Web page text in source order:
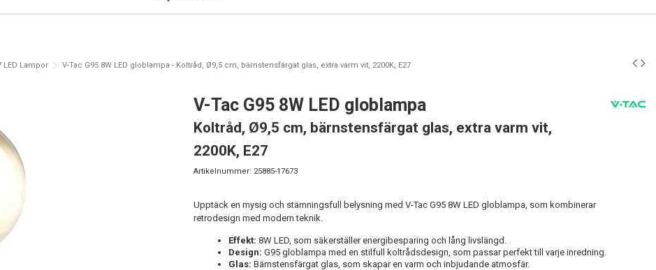
LED Lampor V-Tac G95 8W LED globlampa - Koltråd, Ø9,5 cm, bärnstensfärgat glas, extra varm vit, 2200K, E27
V-Tac G95 8W LED globlampa
Koltråd, Ø9,5 cm, bärnstensfärgat glas, extra varm vit,
2200K, E27
Artikelnummer: 25885-17673
Upptäck en mysig och stämningsfull belysning med V-Tac G95 8W LED globlampa, som kombinerar
retrodesign med modern teknik.
Effekt: 8W LED, som säkerställer energibesparing och lång livslängd.
Design: G95 globlampa med en stilfull koltrådsdesign, som passar perfekt till varje inredning.
Glas: Bärnstensfärgat glas, som skapar en varm och inbjudande atmosfär.